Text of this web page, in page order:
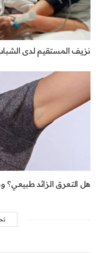
نزيف المستقيم لدى
هل التعرق الزائد طبيعي؟